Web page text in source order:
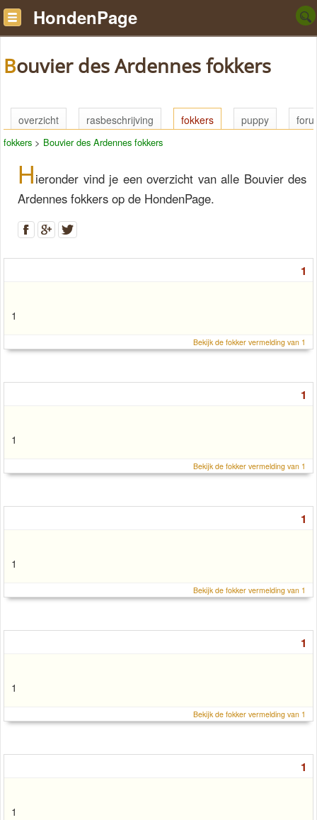
HondenPage
Bouvier des Ardennes fokkers
overzicht rasbeschrijving fokkers puppy
fokkers > Bouvier des Ardennes fokkers
Hieronder vind je een overzicht van alle Bouvier des
Ardennes fokkers op de HondenPage.
1
1
Bekijk de fokker vermelding van 1
1
1
Bekijk de fokker vermelding van 1
1
1
Bekijk de fokker vermelding van 1
1
1
Bekijk de fokker vermelding van 1
1
1